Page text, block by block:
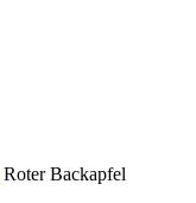
Roter Backapfel